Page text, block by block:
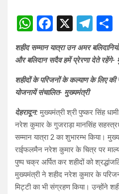
W
at
s
A
p
F
ce
b
o
k
X
T
el
e
gr
a
शहीद सम्मान यात्रा उन अमर
और बलिदान सदैव हमें प्रेरणा देते रहेंगे-
शहीदों के परिजनों के कल्याण के लिए की
योजनायें संचालित- मुख्यमंत्री
देहरादून:मुख्यमंत्री श्री पुष्कर सिंह
नरेश कुमार के गुजराड़ा मानसिंह
सम्मान यात्रा 2 का शुभारम्भ किया।
राईफलमैन नरेश कुमार के चित्र पर
पुष्प चक्र अर्पित कर शहीदों को
मुख्यमंत्री ने शहीद नरेश कुमार के
मिट्टी का भी संग्रहण किया। उन्होंने